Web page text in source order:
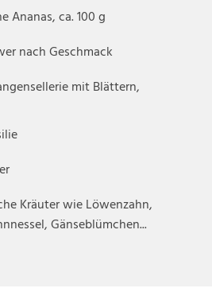
Ananas, ca. 100 g
nach Geschmack
mit Blättern,
Kräuter wie Löwenzahn,
Gänseblümchen...